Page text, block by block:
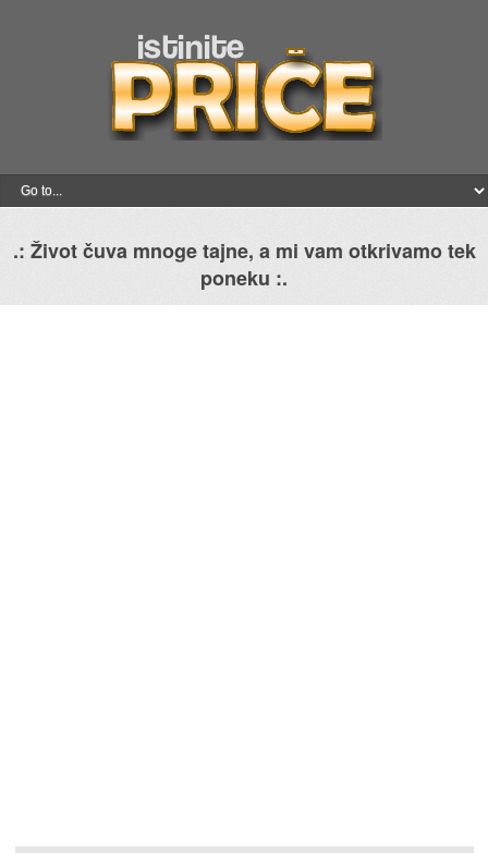
.: Život čuva mnoge tajne, a mi vam otkrivamo tek
poneku :.